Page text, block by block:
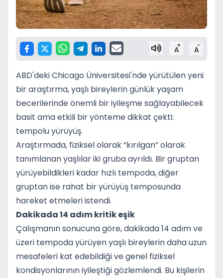
A+ A-
ABD'deki Chicago Üniversitesi'nde yürütülen yeni
bir araştırma, yaşlı bireylerin günlük yaşam
becerilerinde önemli bir iyileşme sağlayabilecek
basit ama etkili bir yönteme dikkat çekti:
tempolu yürüyüş.
Araştırmada, fiziksel olarak “kırılgan” olarak
tanımlanan yaşlılar iki gruba ayrıldı. Bir gruptan
yürüyebildikleri kadar hızlı tempoda, diğer
gruptan ise rahat bir yürüyüş temposunda
hareket etmeleri istendi.
Dakikada 14 adım kritik eşik
Çalışmanın sonucuna göre, dakikada 14 adım ve
üzeri tempoda yürüyen yaşlı bireylerin daha uzun
mesafeleri kat edebildiği ve genel fiziksel
kondisyonlarının iyileştiği gözlemlendi. Bu kişilerin